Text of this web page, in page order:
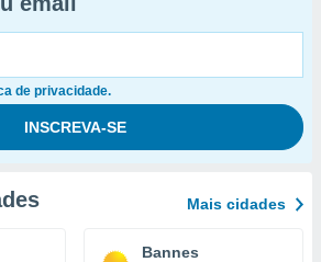
de privacidade.
Mais cidades
Bannes